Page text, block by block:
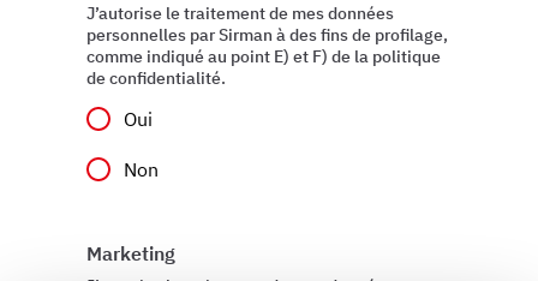
J’autorise le traitement de mes données
personnelles par Sirman à des fins de profilage,
comme indiqué au point E) et F) de la politique
de confidentialité.
Oui
Non
Marketing